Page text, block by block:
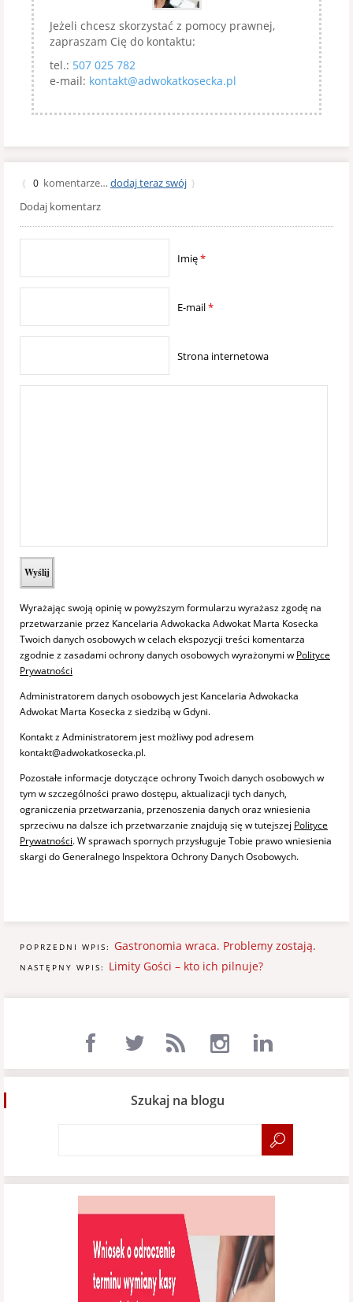
Jeżeli chcesz skorzystać z pomocy prawnej,
zapraszam Cię do kontaktu:
tel.: 507 025 782
e-mail: kontakt@adwokatkosecka.pl
{ 0 komentarze… dodaj teraz swój }
Dodaj komentarz
Imię*
E-mail*
Strona internetowa
Wyrażając swoją opinię w powyższym formularzu wyrażasz zgodę na
przetwarzanie przez Kancelaria Adwokacka Adwokat Marta Kosecka
Twoich danych osobowych w celach ekspozycji treści komentarza
zgodnie z zasadami ochrony danych osobowych wyrażonymi w Polityce
Prywatności
Administratorem danych osobowych jest Kancelaria Adwokacka
Adwokat Marta Kosecka z siedzibą w Gdyni.
Kontakt z Administratorem jest możliwy pod adresem
kontakt@adwokatkosecka.pl.
Pozostałe informacje dotyczące ochrony Twoich danych osobowych w
tym w szczególności prawo dostępu, aktualizacji tych danych,
ograniczenia przetwarzania, przenoszenia danych oraz wniesienia
sprzeciwu na dalsze ich przetwarzanie znajdują się w tutejszej Polityce
Prywatności. W sprawach spornych przysługuje Tobie prawo wniesienia
skargi do Generalnego Inspektora Ochrony Danych Osobowych.
POPRZEDNI WPIS: Gastronomia wraca. Problemy zostają.
NASTĘPNY WPIS: Limity Gości – kto ich pilnuje?
Szukaj na blogu